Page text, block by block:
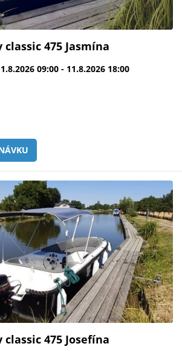
classic 475 Jasmína
09:00 - 11.8.2026 18:00
classic 475 Josefína